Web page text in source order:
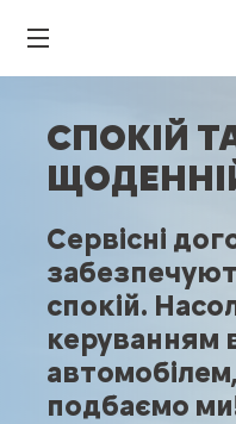
СПОКІЙ
Сервісні
спокій.
керуванням
подбаємо